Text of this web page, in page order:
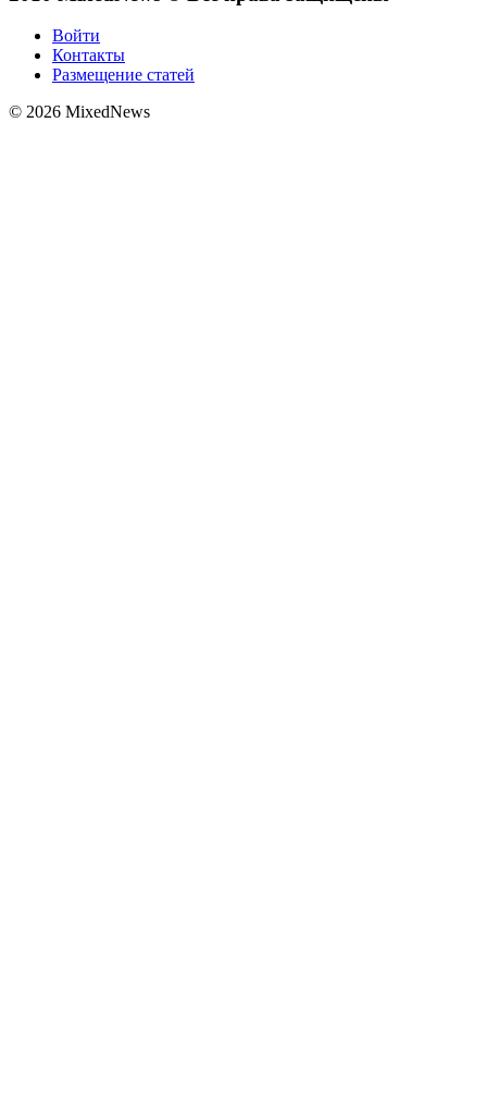
Войти
Контакты
Размещение статей
© 2026 MixedNews